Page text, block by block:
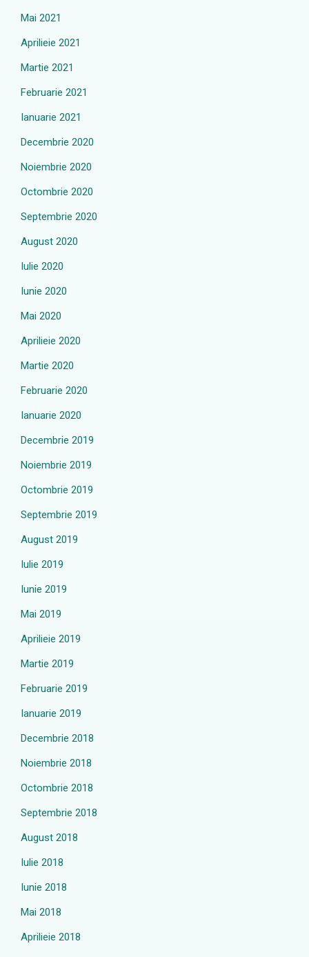
Mai 2021
Aprilieie 2021
Martie 2021
Februarie 2021
Ianuarie 2021
Decembrie 2020
Noiembrie 2020
Octombrie 2020
Septembrie 2020
August 2020
Iulie 2020
Iunie 2020
Mai 2020
Aprilieie 2020
Martie 2020
Februarie 2020
Ianuarie 2020
Decembrie 2019
Noiembrie 2019
Octombrie 2019
Septembrie 2019
August 2019
Iulie 2019
Iunie 2019
Mai 2019
Aprilieie 2019
Martie 2019
Februarie 2019
Ianuarie 2019
Decembrie 2018
Noiembrie 2018
Octombrie 2018
Septembrie 2018
August 2018
Iulie 2018
Iunie 2018
Mai 2018
Aprilieie 2018